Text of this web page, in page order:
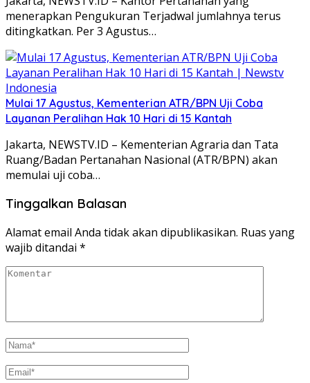
menerapkan Pengukuran Terjadwal jumlahnya terus
ditingkatkan. Per 3 Agustus…
Mulai 17 Agustus, Kementerian ATR/BPN Uji Coba
Layanan Peralihan Hak 10 Hari di 15 Kantah
Jakarta, NEWSTV.ID – Kementerian Agraria dan Tata
Ruang/Badan Pertanahan Nasional (ATR/BPN) akan
memulai uji coba…
Tinggalkan Balasan
Alamat email Anda tidak akan dipublikasikan. Ruas yang
wajib ditandai *